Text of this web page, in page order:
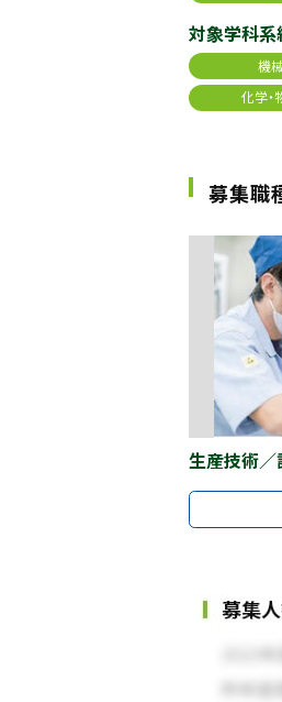
対象学科系
機
化学・
募集職
生産技術／